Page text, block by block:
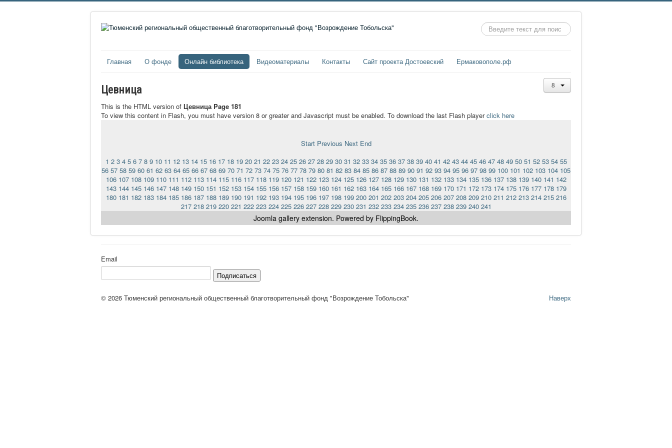
Искать...
Главная О фонде Онлайн библиотека Видеоматериалы Контакты Сайт проекта Достоевский Ермаковополе.рф
Цевница
This is the HTML version of Цевница Page 181
To view this content in Flash, you must have version 8 or greater and Javascript must be enabled. To download the last Flash playerclick here
Start Previous Next End
1 2 3 4 5 6 7 8 9 10 11 12 13 14 15 16 17 18 19 20 21 22 23 24 25 26 27 28 29 30 31 32 33 34 35 36 37 38 39 40 41 42 43 44 45 46 47 48 49 50 51 52 53 54 55
56 57 58 59 60 61 62 63 64 65 66 67 68 69 70 71 72 73 74 75 76 77 78 79 80 81 82 83 84 85 86 87 88 89 90 91 92 93 94 95 96 97 98 99 100 101 102 103 104 105
106 107 108 109 110 111 112 113 114 115 116 117 118 119 120 121 122 123 124 125 126 127 128 129 130 131 132 133 134 135 136 137 138 139 140 141 142
143 144 145 146 147 148 149 150 151 152 153 154 155 156 157 158 159 160 161 162 163 164 165 166 167 168 169 170 171 172 173 174 175 176 177 178 179
180 181 182 183 184 185 186 187 188 189 190 191 192 193 194 195 196 197 198 199 200 201 202 203 204 205 206 207 208 209 210 211 212 213 214 215 216
217 218 219 220 221 222 223 224 225 226 227 228 229 230 231 232 233 234 235 236 237 238 239 240 241
Joomla gallery extension. Powered by FlippingBook.
Email
Подписаться
Наверх
© 2026 Тюменский региональный общественный благотворительный фонд "Возрождение Тобольска"